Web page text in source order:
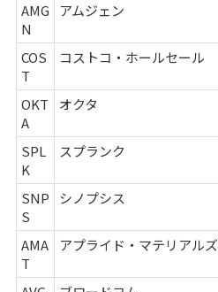
AMG
N
アムジェン
COS
T
コストコ・ホールセール
OKT
A
オクタ
SPL
K
スプランク
SNP
S
シノプシス
AMA
T
アプライド・マテリアルズ